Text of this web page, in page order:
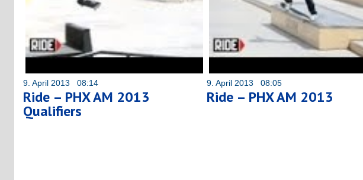
9. April 2013 08:14
Ride – PHX AM 2013
Qualifiers
9. April 2013 08:05
Ride – PHX AM 2013